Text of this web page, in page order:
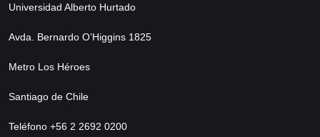
Universidad Alberto Hurtado
Avda. Bernardo O’Higgins 1825
Metro Los Héroes
Santiago de Chile
Teléfono +56 2 2692 0200